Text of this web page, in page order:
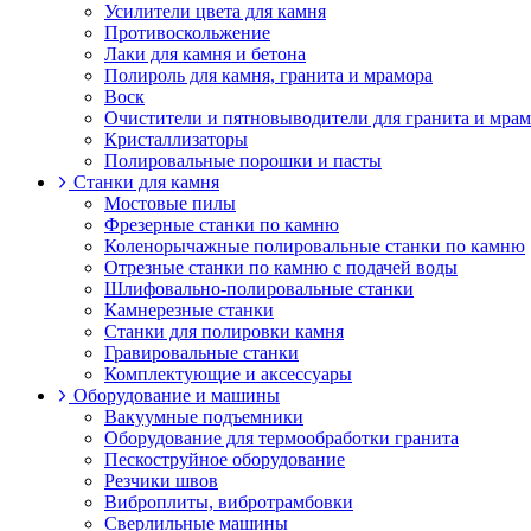
Усилители цвета для камня
Противоскольжение
Лаки для камня и бетона
Полироль для камня, гранита и мрамора
Воск
Очистители и пятновыводители для гранита и
Кристаллизаторы
Полировальные порошки и пасты
Станки для камня
Мостовые пилы
Фрезерные станки по камню
Коленорычажные полировальные станки по камню
Отрезные станки по камню с подачей воды
Шлифовально-полировальные станки
Камнерезные станки
Станки для полировки камня
Гравировальные станки
Комплектующие и аксессуары
Оборудование и машины
Вакуумные подъемники
Оборудование для термообработки гранита
Пескоструйное оборудование
Резчики швов
Виброплиты, вибротрамбовки
Cверлильные машины